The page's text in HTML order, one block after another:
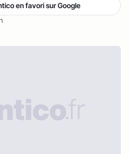
en favori sur Google